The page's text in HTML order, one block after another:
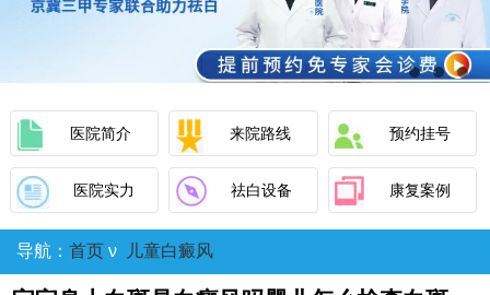
医院简介 来院路线 预约挂号
医院实力 祛白设备 康复案例
导航： 首页 ν 儿童白癜风